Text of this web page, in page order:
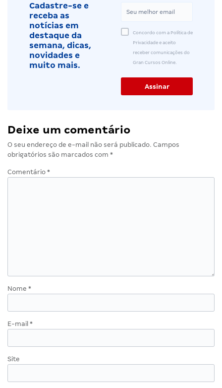
Cadastre-se e
receba as
notícias em
destaque da
semana, dicas,
novidades e
muito mais.
Concordo com a Política de
Privacidade e aceito
receber comunicações do
Gran Cursos Online.
Deixe um comentário
O seu endereço de e-mail não será publicado. Campos
obrigatórios são marcados com *
Comentário *
Nome *
E-mail *
Site